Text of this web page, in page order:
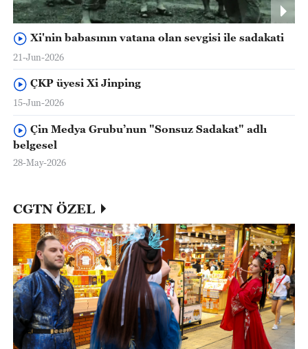
Xi'nin babasının vatana olan sevgisi ile sadakati
21-Jun-2026
ÇKP üyesi Xi Jinping
15-Jun-2026
Çin Medya Grubu’nun "Sonsuz Sadakat" adlı
belgesel
28-May-2026
CGTN ÖZEL